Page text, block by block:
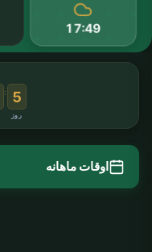
17:49
5
روز
:
اوقات ماهانه